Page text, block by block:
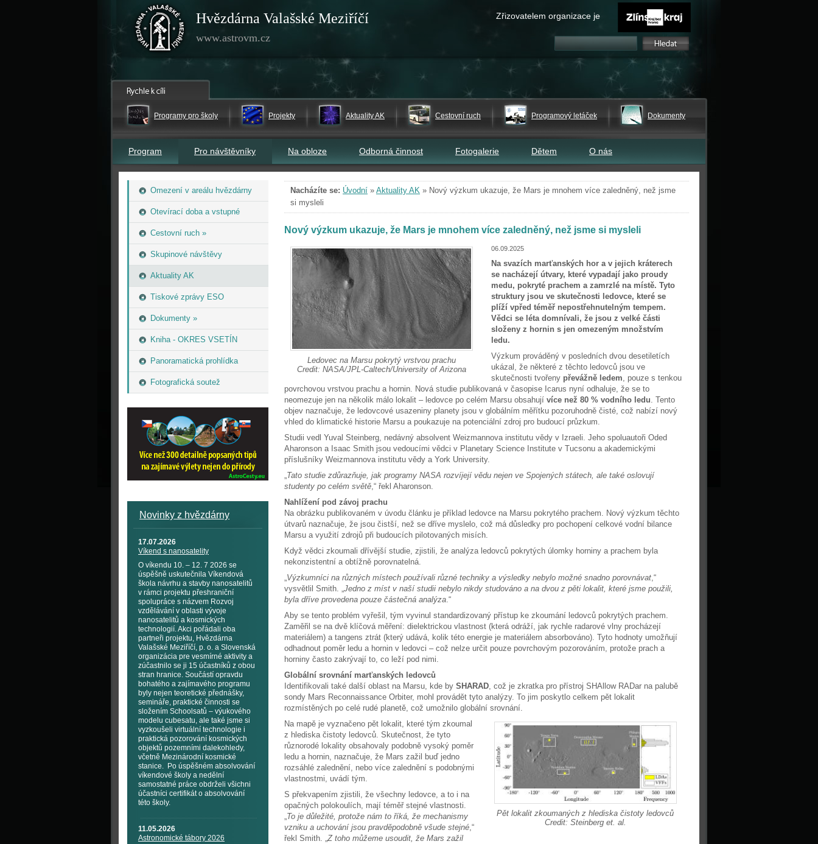
Hvězdárna Valašské Meziříčí
www.astrovm.cz
Zřizovatelem organizace je
Programy pro školy Projekty Aktuality AK Cestovní ruch Programový letáček Dokumenty
Program Pro návštěvníky Na obloze Odborná činnost Fotogalerie Dětem O nás
Omezení v areálu hvězdárny
Otevírací doba a vstupné
Cestovní ruch »
Skupinové návštěvy
Aktuality AK
Tiskové zprávy ESO
Dokumenty »
Kniha - OKRES VSETÍN
Panoramatická prohlídka
Fotografická soutež
Novinky z hvězdárny
17.07.2026
Víkend s nanosatelity
O víkendu 10. – 12. 7 2026 se
úspěšně uskutečnila Víkendová
škola návrhu a stavby nanosatelitů
v rámci projektu přeshraniční
spolupráce s názvem Rozvoj
vzdělávání v oblasti vývoje
nanosatelitů a kosmických
technologií. Akci pořádali oba
partneři projektu, Hvězdárna
Valašské Meziříčí, p. o. a Slovenská
organizácia pre vesmírné aktivity a
zúčastnilo se ji 15 účastníků z obou
stran hranice. Součástí opravdu
bohatého a zajímavého programu
byly nejen teoretické přednášky,
semináře, praktické činnosti se
složením Schoolsatů – výukového
modelu cubesatu, ale také jsme si
vyzkoušeli virtuální technologie i
praktická pozorování kosmických
objektů pozemními dalekohledy,
včetně Mezinárodní kosmické
stanice. Po úspěšném absolvování
víkendové školy a nedělní
samostatné práce obdrželi všichni
účastníci certifikát o absolvování
této školy.
11.05.2026
Astronomické tábory 2026
Nacházíte se: Úvodní » Aktuality AK » Nový výzkum ukazuje, že Mars je mnohem více zaledněný, než jsme
si mysleli
Nový výzkum ukazuje, že Mars je mnohem více zaledněný, než jsme si mysleli
06.09.2025
Ledovec na Marsu pokrytý vrstvou prachu
Credit: NASA/JPL-Caltech/University of Arizona
Na svazích marťanských hor a v jejich kráterech
se nacházejí útvary, které vypadají jako proudy
medu, pokryté prachem a zamrzlé na místě. Tyto
struktury jsou ve skutečnosti ledovce, které se
plíží vpřed téměř nepostřehnutelným tempem.
Vědci se léta domnívali, že jsou z velké části
složeny z hornin s jen omezeným množstvím
ledu.
Výzkum prováděný v posledních dvou desetiletích
ukázal, že některé z těchto ledovců jsou ve
skutečnosti tvořeny převážně ledem, pouze s tenkou
povrchovou vrstvou prachu a hornin. Nová studie publikovaná v časopise Icarus nyní odhaluje, že se to
neomezuje jen na několik málo lokalit – ledovce po celém Marsu obsahují více než 80 % vodního ledu. Tento
objev naznačuje, že ledovcové usazeniny planety jsou v globálním měřítku pozoruhodně čisté, což nabízí nový
vhled do klimatické historie Marsu a poukazuje na potenciální zdroj pro budoucí průzkum.
Studii vedl Yuval Steinberg, nedávný absolvent Weizmannova institutu vědy v Izraeli. Jeho spoluautoři Oded
Aharonson a Isaac Smith jsou vedoucími vědci v Planetary Science Institute v Tucsonu a akademickými
příslušníky Weizmannova institutu vědy a York University.
„Tato studie zdůrazňuje, jak programy NASA rozvíjejí vědu nejen ve Spojených státech, ale také oslovují
studenty po celém světě,“ řekl Aharonson.
Nahlížení pod závoj prachu
Na obrázku publikovaném v úvodu článku je příklad ledovce na Marsu pokrytého prachem. Nový výzkum těchto
útvarů naznačuje, že jsou čistší, než se dříve myslelo, což má důsledky pro pochopení celkové vodní bilance
Marsu a využití zdrojů při budoucích pilotovaných misích.
Když vědci zkoumali dřívější studie, zjistili, že analýza ledovců pokrytých úlomky horniny a prachem byla
nekonzistentní a obtížně porovnatelná.
„Výzkumníci na různých místech používali různé techniky a výsledky nebylo možné snadno porovnávat,“
vysvětlil Smith. „Jedno z míst v naší studii nebylo nikdy studováno a na dvou z pěti lokalit, které jsme použili,
byla dříve provedena pouze částečná analýza.“
Aby se tento problém vyřešil, tým vyvinul standardizovaný přístup ke zkoumání ledovců pokrytých prachem.
Zaměřil se na dvě klíčová měření: dielektrickou vlastnost (která odráží, jak rychle radarové vlny procházejí
materiálem) a tangens ztrát (který udává, kolik této energie je materiálem absorbováno). Tyto hodnoty umožňují
odhadnout poměr ledu a hornin v ledovci – což nelze určit pouze povrchovým pozorováním, protože prach a
horniny často zakrývají to, co leží pod nimi.
Globální srovnání marťanských ledovců
Identifikovali také další oblast na Marsu, kde by SHARAD, což je zkratka pro přístroj SHAllow RADar na palubě
sondy Mars Reconnaissance Orbiter, mohl provádět tyto analýzy. To jim poskytlo celkem pět lokalit
rozmístěných po celé rudé planetě, což umožnilo globální srovnání.
Pět lokalit zkoumaných z hlediska čistoty ledovců
Credit: Steinberg et. al.
Na mapě je vyznačeno pět lokalit, které tým zkoumal
z hlediska čistoty ledovců. Skutečnost, že tyto
různorodé lokality obsahovaly podobně vysoký poměr
ledu a hornin, naznačuje, že Mars zažil buď jedno
rozsáhlé zalednění, nebo více zalednění s podobnými
vlastnostmi, uvádí tým.
S překvapením zjistili, že všechny ledovce, a to i na
opačných polokoulích, mají téměř stejné vlastnosti.
„To je důležité, protože nám to říká, že mechanismy
vzniku a uchování jsou pravděpodobně všude stejné,“
řekl Smith. „Z toho můžeme usoudit, že Mars zažil